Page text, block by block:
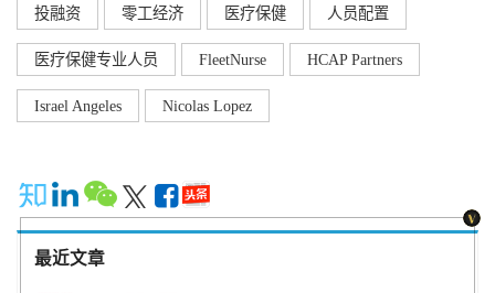
投融资 零工经济 医疗保健 人员配置
医疗保健专业人员 FleetNurse HCAP Partners
Israel Angeles Nicolas Lopez
最近文章